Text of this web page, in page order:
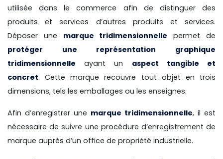
utilisée dans le commerce afin de distinguer des
produits et services d’autres produits et services.
Déposer une marque tridimensionnelle permet de
protéger une représentation graphique
tridimensionnelle ayant un aspect tangible et
concret. Cette marque recouvre tout objet en trois
dimensions, tels les emballages ou les enseignes.
Afin d’enregistrer une marque tridimensionnelle, il est
nécessaire de suivre une procédure d’enregistrement de
marque auprès d’un office de propriété industrielle.